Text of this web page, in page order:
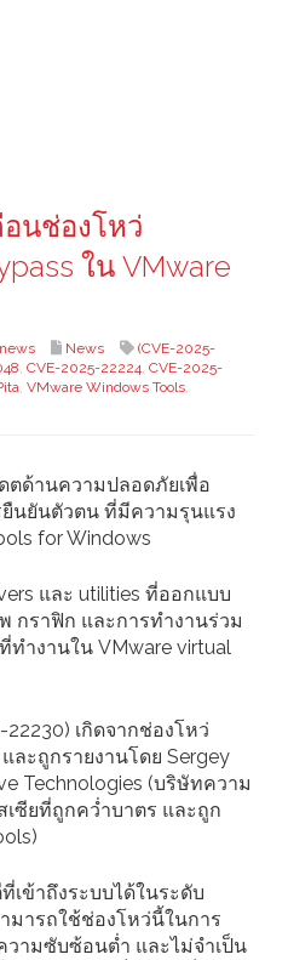
นช่องโหว่
ใน VMware
News
(CVE-2025-
, CVE-2025-22224, CVE-2025-
, VMware Windows Tools,
ตด้านความปลอดภัยเพื่อ
นยันตัวตน ที่มีความรุนแรง
for Windows
และ utilities ที่ออกแบบ
กราฟิก และการทำงานร่วม
ำงานใน VMware virtual
เกิดจากช่องโหว่
ละถูกรายงานโดย Sergey
Technologies (บริษัทความ
ซียที่ถูกคว่ำบาตร และถูก
เข้าถึงระบบได้ในระดับ
มารถใช้ช่องโหว่นี้ในการ
ามซับซ้อนต่ำ และไม่จำเป็น